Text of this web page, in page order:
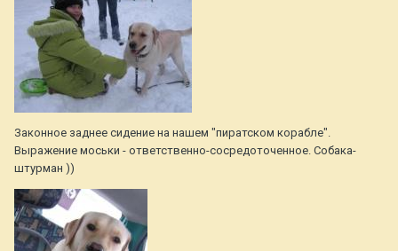
Законное заднее сидение на нашем "пиратском корабле".
Выражение моськи - ответственно-сосредоточенное. Собака-
штурман ))